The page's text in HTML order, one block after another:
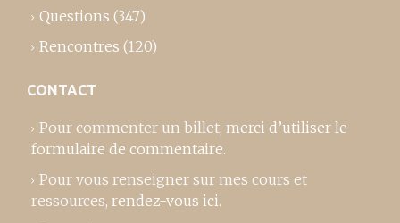
Questions (347)
Rencontres (120)
CONTACT
Pour commenter un billet, merci d’utiliser le
formulaire de commentaire.
Pour vous renseigner sur mes cours et
ressources, rendez-vous ici.